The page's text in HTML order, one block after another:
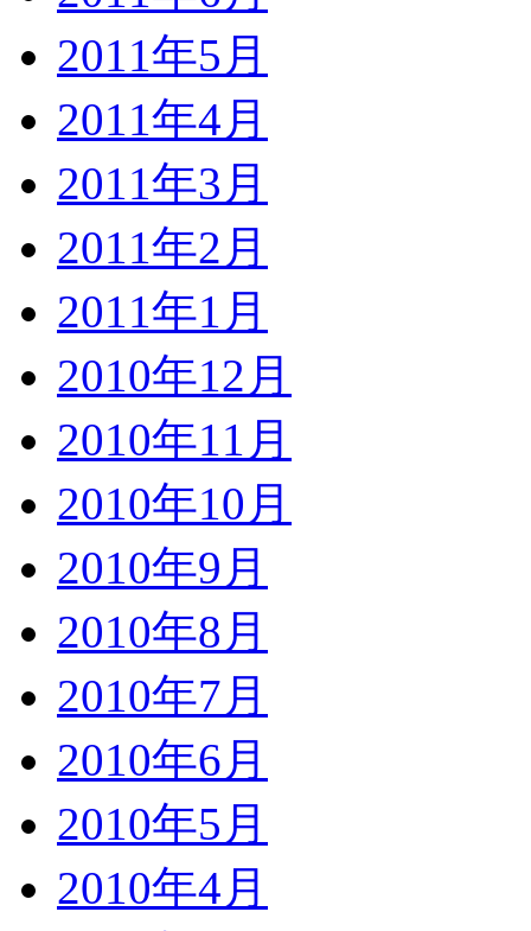
2011年5月
2011年4月
2011年3月
2011年2月
2011年1月
2010年12月
2010年11月
2010年10月
2010年9月
2010年8月
2010年7月
2010年6月
2010年5月
2010年4月